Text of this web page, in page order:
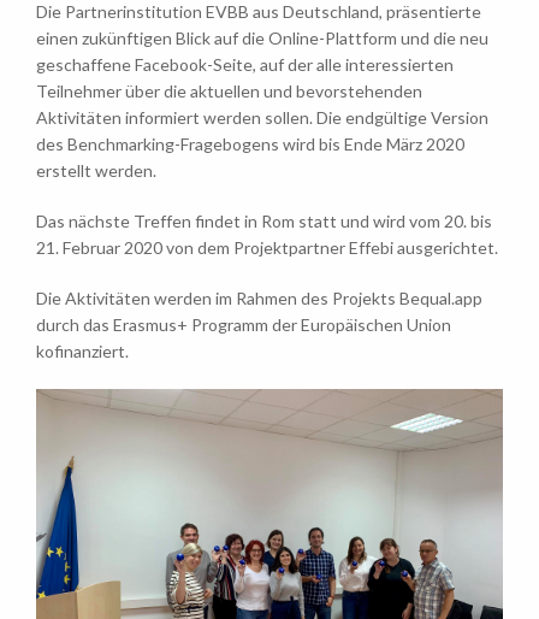
Die Partnerinstitution EVBB aus Deutschland, präsentierte
einen zukünftigen Blick auf die Online-Plattform und die neu
geschaffene Facebook-Seite, auf der alle interessierten
Teilnehmer über die aktuellen und bevorstehenden
Aktivitäten informiert werden sollen. Die endgültige Version
des Benchmarking-Fragebogens wird bis Ende März 2020
erstellt werden.
Das nächste Treffen findet in Rom statt und wird vom 20. bis
21. Februar 2020 von dem Projektpartner Effebi ausgerichtet.
Die Aktivitäten werden im Rahmen des Projekts Bequal.app
durch das Erasmus+ Programm der Europäischen Union
kofinanziert.